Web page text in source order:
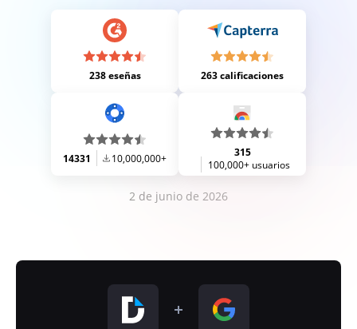
238 eseñas 263 calificaciones
14331 10,000,000+
315
100,000+ usuarios
2 de junio de 2026